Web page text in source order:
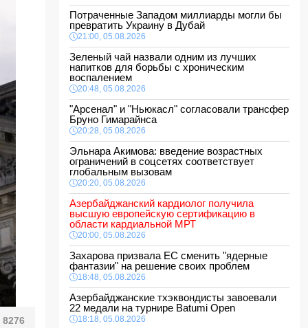
8276
Потраченные Западом миллиарды могли бы
превратить Украину в Дубай
21:00, 05.08.2026
Зеленый чай назвали одним из лучших
напитков для борьбы с хроническим
воспалением
20:48, 05.08.2026
"Арсенал" и "Ньюкасл" согласовали трансфер
Бруно Гимарайнса
20:28, 05.08.2026
Эльнара Акимова: введение возрастных
ограничений в соцсетях соответствует
глобальным вызовам
20:20, 05.08.2026
Азербайджанский кардиолог получила
высшую европейскую сертификацию в
области кардиальной МРТ
20:00, 05.08.2026
Захарова призвала ЕС сменить "ядерные
фантазии" на решение своих проблем
18:48, 05.08.2026
Азербайджанские тхэквондисты завоевали
22 медали на турнире Batumi Open
18:18, 05.08.2026